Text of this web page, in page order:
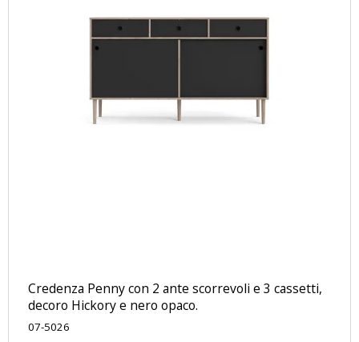
Credenza Penny con 2 ante scorrevoli e 3 cassetti,
decoro Hickory e nero opaco.
07-5026